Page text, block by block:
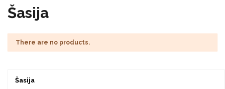
Šasija
There are no products.
Šasija